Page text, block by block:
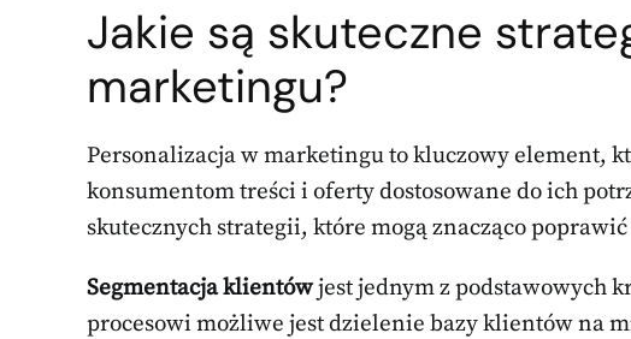
Jakie są skuteczne
marketingu?
Personalizacja w marketingu to kluczowy element,
konsumentom treści i oferty dostosowane do ich
skutecznych strategii, które mogą znacząco
Segmentacja klientówjest jednym z podstawowych
procesowi możliwe jest dzielenie bazy klientów na